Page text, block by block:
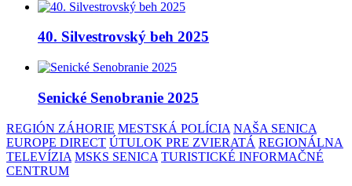
40. Silvestrovský beh 2025
Senické Senobranie 2025
REGIÓN ZÁHORIE MESTSKÁ POLÍCIA NAŠA SENICA
EUROPE DIRECT ÚTULOK PRE ZVIERATÁ REGIONÁLNA
TELEVÍZIA MSKS SENICA TURISTICKÉ INFORMAČNÉ
CENTRUM